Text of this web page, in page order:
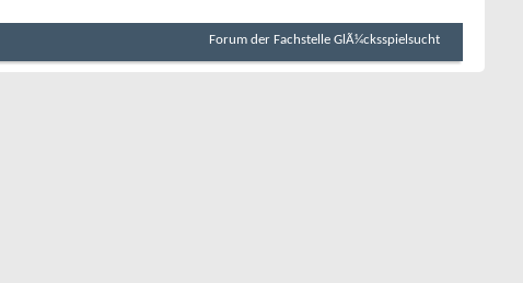
Forum der Fachstelle GlÃ¼cksspielsucht